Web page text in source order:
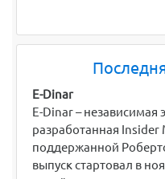
E-Dinar
E-Dinar – независимая
разработанная Insider
поддержанной
выпуск стартовал в